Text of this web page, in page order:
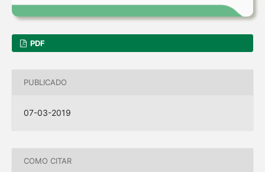
PDF
PUBLICADO
07-03-2019
COMO CITAR